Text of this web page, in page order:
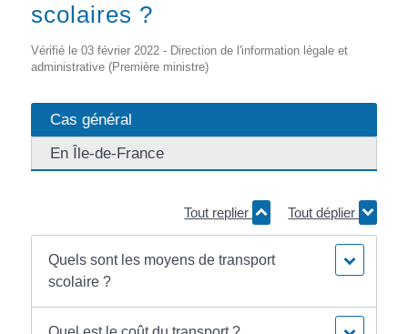
scolaires ?
Vérifié le 03 février 2022 - Direction de l'information légale et
administrative (Première ministre)
Cas général
En Île-de-France
Tout replier Tout déplier
Quels sont les moyens de transport
scolaire ?